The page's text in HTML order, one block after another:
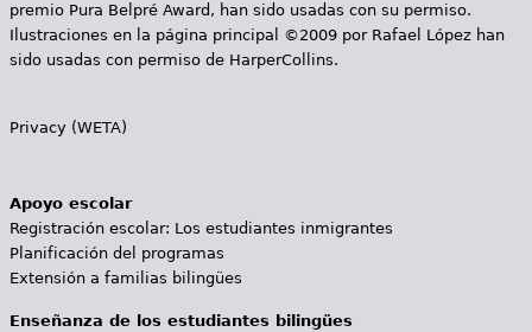
premio Pura Belpré Award, han sido usadas con su permiso.
Ilustraciones en la página principal ©2009 por Rafael López han
sido usadas con permiso de HarperCollins.
Privacy (WETA)
Apoyo escolar
Registración escolar: Los estudiantes inmigrantes
Planificación del programas
Extensión a familias bilingües
Enseñanza de los estudiantes bilingües